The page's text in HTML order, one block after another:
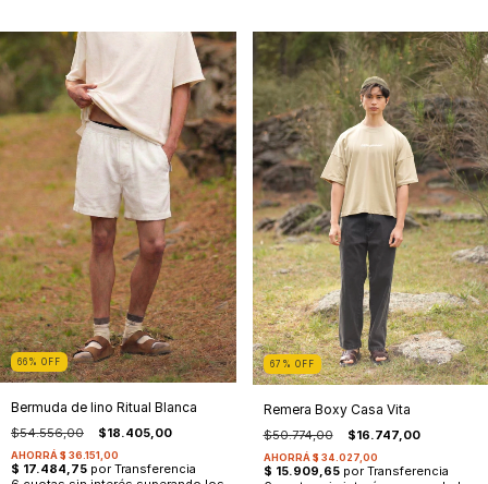
66 % OFF
Bermuda de lino Ritual Blanca
$54.556,00 $18.405,00
67 % OFF
Remera Boxy Casa Vita
$50.774,00 $16.747,00